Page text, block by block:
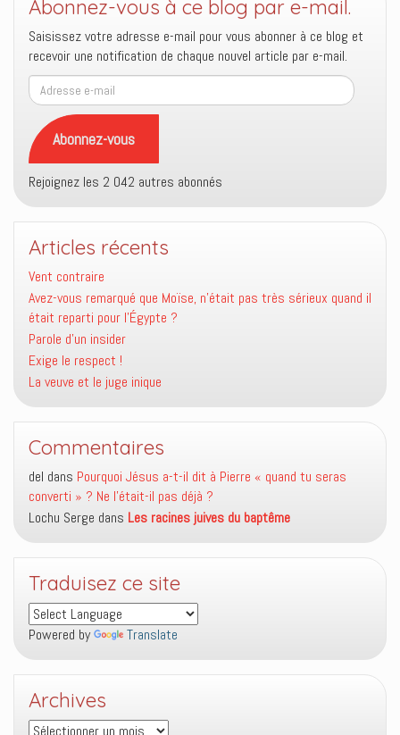
Abonnez-vous à ce blog par e-mail.
Saisissez votre adresse e-mail pour vous abonner à ce blog et
recevoir une notification de chaque nouvel article par e-mail.
Adresse
e-
mail
Abonnez-vous
Rejoignez les 2 042 autres abonnés
Articles récents
Vent contraire
Avez-vous remarqué que Moïse, n’était pas très sérieux quand il
était reparti pour l’Égypte ?
Parole d’un insider
Exige le respect !
La veuve et le juge inique
Commentaires
del dans Pourquoi Jésus a-t-il dit à Pierre « quand tu seras
converti » ? Ne l’était-il pas déjà ?
Lochu Serge dans Les racines juives du baptême
Traduisez ce site
Powered by Translate
Archives
Archives